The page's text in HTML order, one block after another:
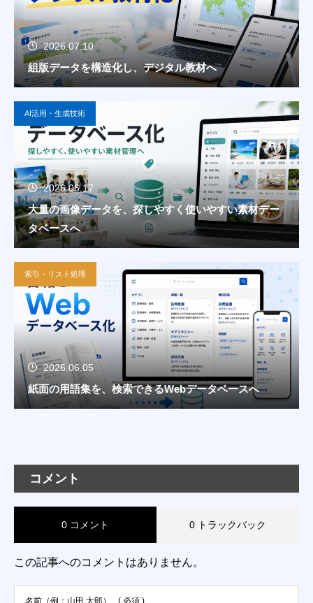
2026.07.10
組版データを構造化し、デジタル教材へ
AI活用・生成技術
2026.06.17
大量の画像データを、探しやすく使いやすい素材デー
タベースへ
索引・リスト処理
2026.06.05
紙面の用語集を、検索できるWebデータベースへ
コメント
0 コメント 0 トラックバック
この記事へのコメントはありません。